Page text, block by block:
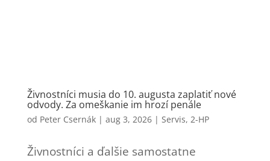
Živnostníci musia do 10. augusta zaplatiť nové
odvody. Za omeškanie im hrozí penále
od Peter Csernák| aug 3, 2026| Servis, 2-HP
Živnostníci a ďalšie samostatne